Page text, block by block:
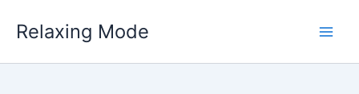
Relaxing Mode